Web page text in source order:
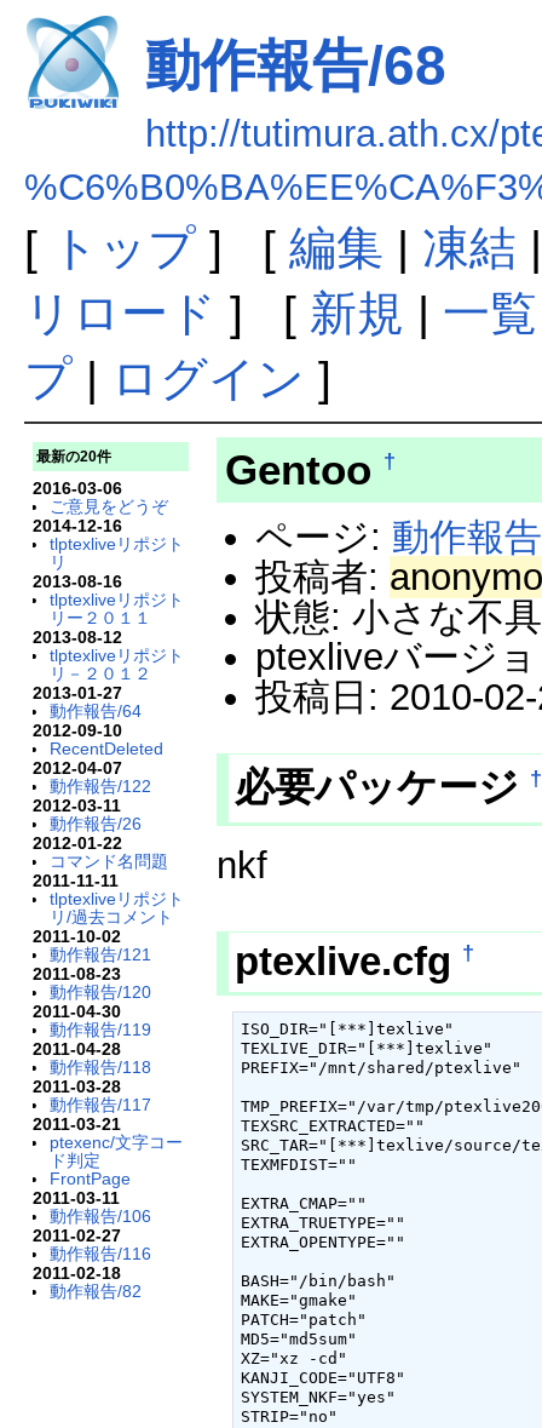
動作報告/68
http://tutimura.ath.cx/
[ トップ] [ 編集 | 凍結
リロード ] [ 新規 | 一覧
プ| ログイン ]
最新の20件
2016-03-06
ご意見をどうぞ
2014-12-16
tlptexliveリポジト
リ
2013-08-16
tlptexliveリポジト
リー２０１１
2013-08-12
tlptexliveリポジト
リ－２０１２
2013-01-27
動作報告/64
2012-09-10
RecentDeleted
2012-04-07
動作報告/122
2012-03-11
動作報告/26
2012-01-22
コマンド名問題
2011-11-11
tlptexliveリポジト
リ/過去コメント
2011-10-02
動作報告/121
2011-08-23
動作報告/120
2011-04-30
動作報告/119
2011-04-28
動作報告/118
2011-03-28
動作報告/117
2011-03-21
ptexenc/文字コー
ド判定
FrontPage
2011-03-11
動作報告/106
2011-02-27
動作報告/116
2011-02-18
動作報告/82
Gentoo †
ページ: 動作報告
投稿者:
状態: 小さな不
ptexliveバージ
投稿日: 2010-
必要パッケージ †
nkf
ptexlive.cfg †
ISO_DIR="[***]texlive"
TEXLIVE_DIR="[***]texlive"
PREFIX="/mnt/shared/ptexlive"
TMP_PREFIX="/var/tmp/
TEXSRC_EXTRACTED=""
SRC_TAR="[***]texlive/source/
TEXMFDIST=""
EXTRA_CMAP=""
EXTRA_TRUETYPE=""
EXTRA_OPENTYPE=""
BASH="/bin/bash"
MAKE="gmake"
PATCH="patch"
MD5="md5sum"
XZ="xz -cd"
KANJI_CODE="UTF8"
SYSTEM_NKF="yes"
STRIP="no"